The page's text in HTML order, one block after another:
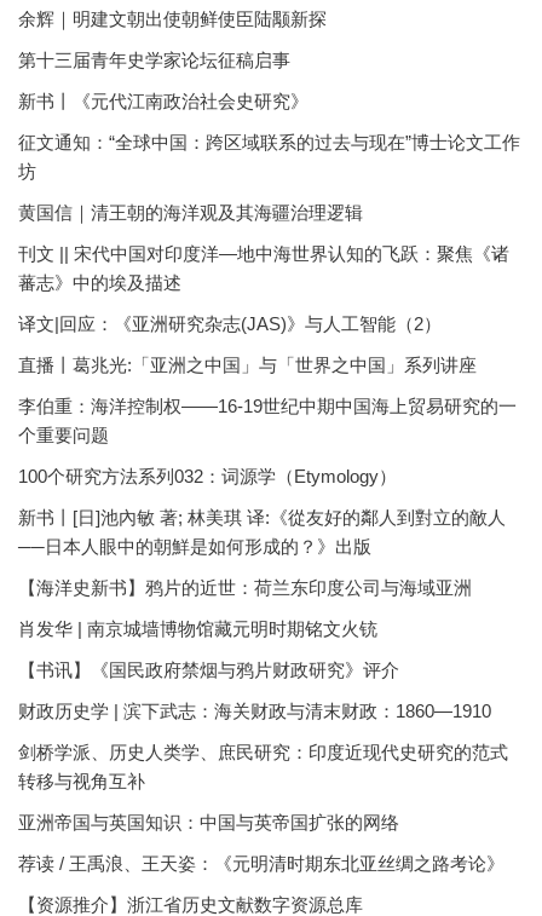
余辉｜明建文朝出使朝鲜使臣陆颙新探
第十三届青年史学家论坛征稿启事
新书丨《元代江南政治社会史研究》
征文通知：“全球中国：跨区域联系的过去与现在”博士论文工作
坊
黄国信｜清王朝的海洋观及其海疆治理逻辑
刊文 || 宋代中国对印度洋—地中海世界认知的飞跃：聚焦《诸
蕃志》中的埃及描述
译文|回应：《亚洲研究杂志(JAS)》与人工智能（2）
直播丨葛兆光:「亚洲之中国」与「世界之中国」系列讲座
李伯重：海洋控制权——16-19世纪中期中国海上贸易研究的一
个重要问题
100个研究方法系列032：词源学（Etymology）
新书丨[日]池內敏 著; 林美琪 译:《從友好的鄰人到對立的敵人
──日本人眼中的朝鮮是如何形成的？》出版
【海洋史新书】鸦片的近世：荷兰东印度公司与海域亚洲
肖发华 | 南京城墙博物馆藏元明时期铭文火铳
【书讯】《国民政府禁烟与鸦片财政研究》评介
财政历史学 | 滨下武志：海关财政与清末财政：1860—1910
剑桥学派、历史人类学、庶民研究：印度近现代史研究的范式
转移与视角互补
亚洲帝国与英国知识：中国与英帝国扩张的网络
荐读 / 王禹浪、王天姿：《元明清时期东北亚丝绸之路考论》
【资源推介】浙江省历史文献数字资源总库